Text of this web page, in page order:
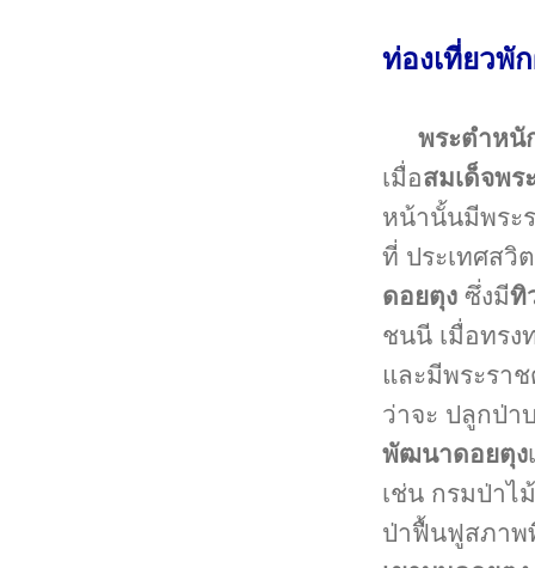
ท่องเที่ยวพั
พระตำหนั
เมื่อสมเด็จพ
หน้านั้นมีพระ
ที่ ประเทศสวิ
ดอยตุง ซึ่งมีทิ
ชนนี เมื่อทรง
และมีพระรา
ว่าจะ ปลูกป่า
พัฒนาดอยตุง
เช่น กรมป่าไ
ป่าฟื้นฟูสภาพ